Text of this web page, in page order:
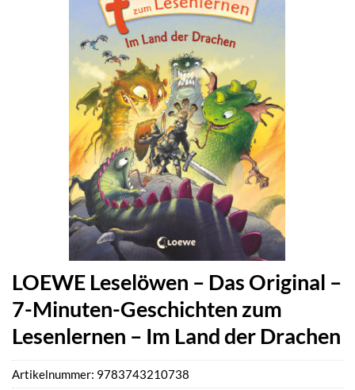
LOEWE Leselöwen – Das Original –
7-Minuten-Geschichten zum
Lesenlernen – Im Land der Drachen
Artikelnummer: 9783743210738